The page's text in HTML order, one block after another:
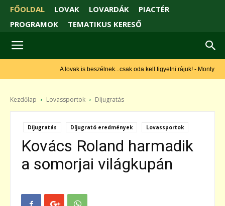
FŐOLDAL LOVAK LOVARDÁK
PIACTÉR
PROGRAMOK
TEMATIKUS KERESŐ
A lovak is beszélnek...csak oda kell figyelni rájuk! - Monty Roberts
Kezdőlap Lovassportok Díjugratás
Díjugratás Díjugrató eredmények Lovassportok
Kovács Roland harmadik
a somorjai világkupán